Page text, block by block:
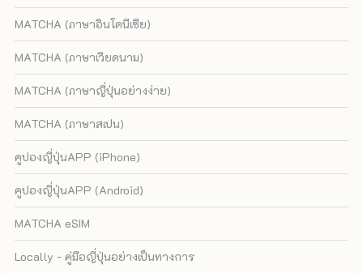
MATCHA (ภาษาอินโดนีเซีย)
MATCHA (ภาษาเวียดนาม)
MATCHA (ภาษาญี่ปุ่นอย่างง่าย)
MATCHA (ภาษาสเปน)
คูปองญี่ปุ่นAPP (iPhone)
คูปองญี่ปุ่นAPP (Android)
MATCHA eSIM
Locally - คู่มือญี่ปุ่นอย่างเป็นทางการ